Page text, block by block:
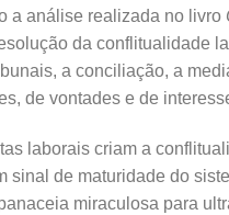
a análise realizada no livro
da conflitualidade
a conciliação, a
de vontades e de
laborais criam a
sinal de maturidade do
miraculosa para